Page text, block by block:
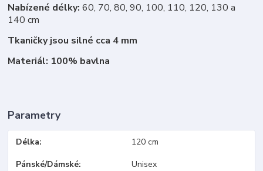
Nabízené délky: 60, 70, 80, 90, 100, 110, 120, 130 a
140 cm
Tkaničky jsou silné cca 4 mm
Materiál: 100% bavlna
Parametry
Délka 120 cm
Pánské/Dámské Unisex